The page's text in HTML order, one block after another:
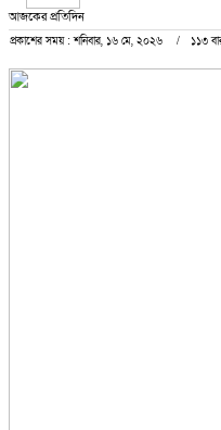
আজকের প্রতিদিন
প্রকাশের সময় : শনিবার, ১৬ মে, ২০২৬ ১১৩